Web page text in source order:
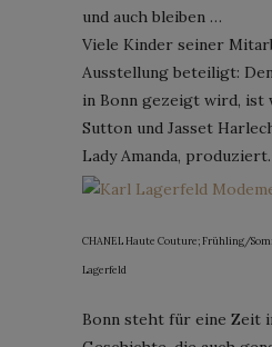
und auch bleiben …
Viele Kinder seiner
Ausstellung beteiligt:
in Bonn gezeigt wird, ist
Sutton und Jasset
Lady Amanda, produziert.
CHANEL Haute Couture; Frühling/
Lagerfeld
Bonn steht für eine Zeit